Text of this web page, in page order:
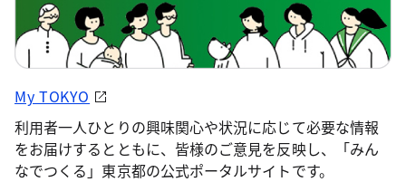
My TOKYO
利用者一人ひとりの興味関心や状況に応じて必要な情報
をお届けするとともに、皆様のご意見を反映し、「みん
なでつくる」東京都の公式ポータルサイトです。